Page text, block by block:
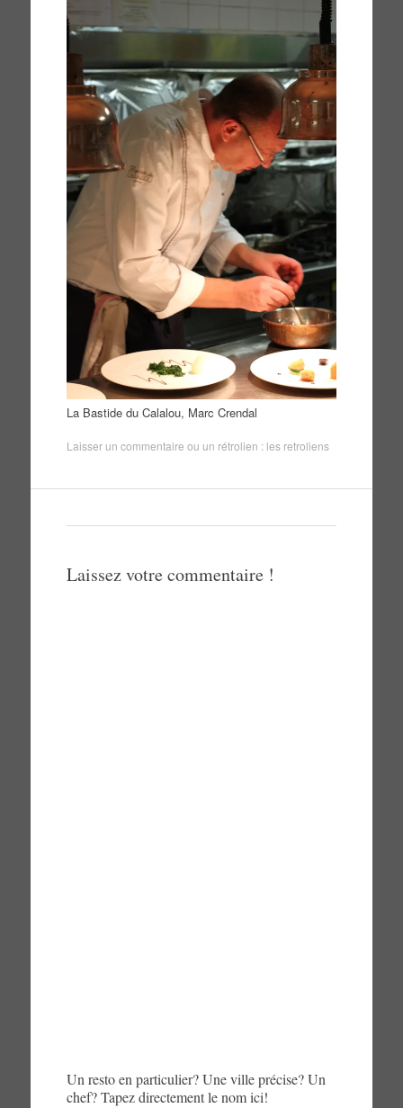
La Bastide du Calalou, Marc Crendal
Laisser un commentaire ou un rétrolien : les retroliens
Laissez votre commentaire !
Un resto en particulier? Une ville précise? Un
chef? Tapez directement le nom ici!